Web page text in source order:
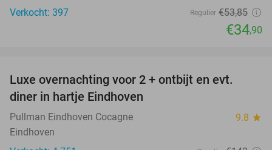
Verkocht: 397
Regulier €53,85
€34,90
Luxe overnachting voor 2 + ontbijt en evt.
diner in hartje Eindhoven
Pullman Eindhoven Cocagne 9.8 star
Eindhoven